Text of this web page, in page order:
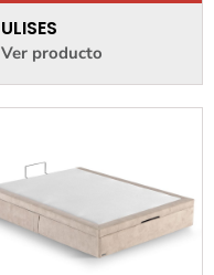
ULISES
Ver producto